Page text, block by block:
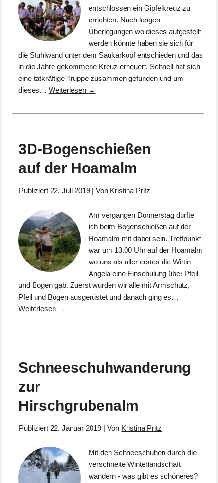
entschlossen ein Gipfelkreuz zu
errichten. Nach langen
Überlegungen wo dieses aufgestellt
werden könnte haben sie sich für
die Stuhlwand unter dem Saukarkopf entschieden und das
in die Jahre gekommene Kreuz erneuert. Schnell hat sich
eine tatkräftige Truppe zusammen gefunden und um
dieses…Weiterlesen →
3D-Bogenschießen
auf der Hoamalm
Publiziert 22. Juli 2019 |Von Kristina Pritz
Am vergangen Donnerstag durfte
ich beim Bogenschießen auf der
Hoamalm mit dabei sein. Treffpunkt
war um 13.00 Uhr auf der Hoamalm
wo uns als aller erstes die Wirtin
Angela eine Einschulung über Pfeil
und Bogen gab. Zuerst wurden wir alle mit Armschutz,
Pfeil und Bogen ausgerüstet und danach ging es…
Weiterlesen →
Schneeschuhwanderung
zur
Hirschgrubenalm
Publiziert 22. Januar 2019 |Von Kristina Pritz
Mit den Schneeschuhen durch die
verschneite Winterlandschaft
wandern - was gibt es schöneres?